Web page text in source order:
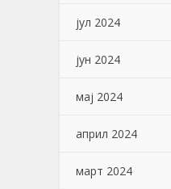
јул 2024
јун 2024
мај 2024
април 2024
март 2024